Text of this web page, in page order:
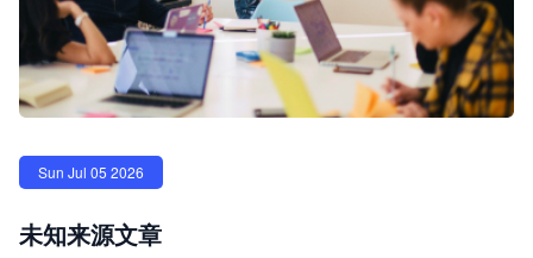
Sun Jul 05 2026
未知来源文章